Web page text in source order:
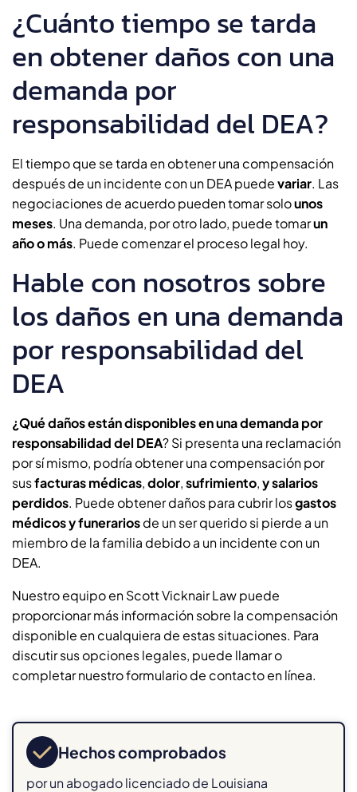
¿Cuánto tiempo se tarda
en obtener daños con una
demanda por
responsabilidad del DEA?
El tiempo que se tarda en obtener una compensación
después de un incidente con un DEA puedevariar. Las
negociaciones de acuerdo pueden tomar solounos
meses. Una demanda, por otro lado, puede tomarun
año o más. Puede comenzar el proceso legal hoy.
Hable con nosotros sobre
los daños en una demanda
por responsabilidad del
DEA
¿Qué daños están disponibles en una demanda por
responsabilidad del DEA? Si presenta una reclamación
por sí mismo, podría obtener una compensación por
susfacturas médicas,dolor,sufrimiento,y salarios
perdidos. Puede obtener daños para cubrir losgastos
médicos y funerariosde un ser querido si pierde a un
miembro de la familia debido a un incidente con un
DEA.
Nuestro equipo en Scott Vicknair Law puede
proporcionar más información sobre la compensación
disponible en cualquiera de estas situaciones. Para
discutir sus opciones legales, puede llamar o
completar nuestro formulario de contacto en línea.
Hechos comprobados
por un abogado licenciado de Louisiana